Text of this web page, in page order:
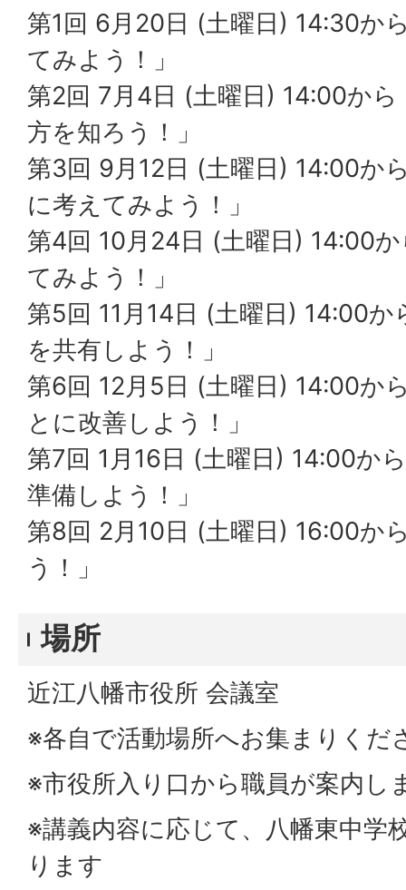
第1回 6月20日 (土曜日) 14:30か
てみよう！」
第2回 7月4日 (土曜日) 14:00か
方を知ろう！」
第3回 9月12日 (土曜日) 14:00か
に考えてみよう！」
第4回 10月24日 (土曜日) 14:00
てみよう！」
第5回 11月14日 (土曜日) 14:00
を共有しよう！」
第6回 12月5日 (土曜日) 14:00か
とに改善しよう！」
第7回 1月16日 (土曜日) 14:00か
準備しよう！」
第8回 2月10日 (土曜日) 16:00か
う！」
場所
近江八幡市役所 会議室
※各自で活動場所へお集まりくだ
※市役所入り口から職員が案内し
※講義内容に応じて、八幡東中学
ります